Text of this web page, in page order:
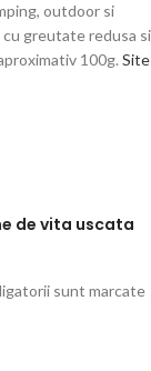
outdoor si
greutate redusa si
100g. Site
de vita uscata
sunt marcate